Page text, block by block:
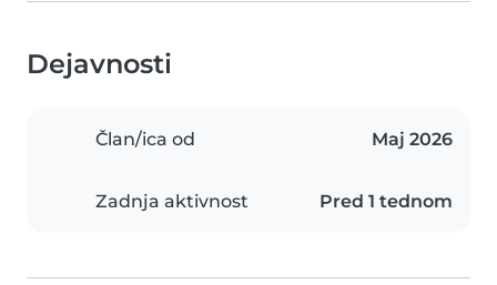
Dejavnosti
Član/ica od Maj 2026
Zadnja aktivnost Pred 1 tednom